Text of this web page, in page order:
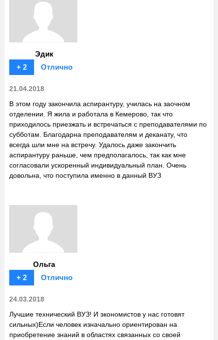
Эдик
+ 2
Отлично
21.04.2018
В этом году закончила аспирантуру, училась на заочном
отделении. Я жила и работала в Кемерово, так что
приходилось приезжать и встречаться с преподавателями по
субботам. Благодарна преподавателям и деканату, что
всегда шли мне на встречу. Удалось даже закончить
аспирантуру раньше, чем предполагалось, так как мне
согласовали ускоренный индивидуальный план. Очень
довольна, что поступила именно в данный ВУЗ
Ольга
+ 2
Отлично
24.03.2018
Лучшие технический ВУЗ! И экономистов у нас готовят
сильных)Если человек изначально ориентирован на
приобретение знаний в областях связанных со своей